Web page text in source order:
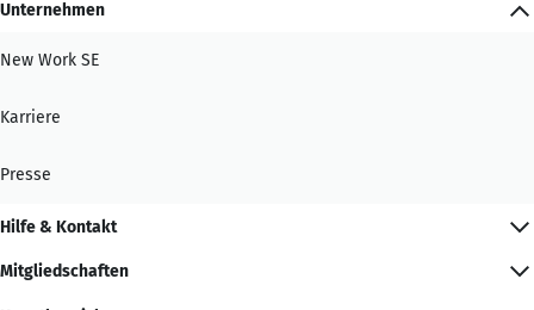
Unternehmen
New Work SE
Karriere
Presse
Hilfe & Kontakt
Mitgliedschaften